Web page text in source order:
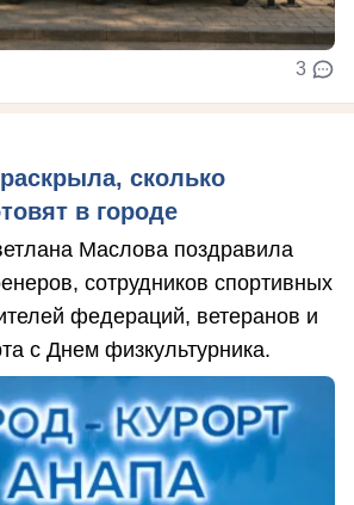
3
сколько
в городе
Маслова поздравила
сотрудников спортивных
федераций, ветеранов и
с Днем физкультурника.